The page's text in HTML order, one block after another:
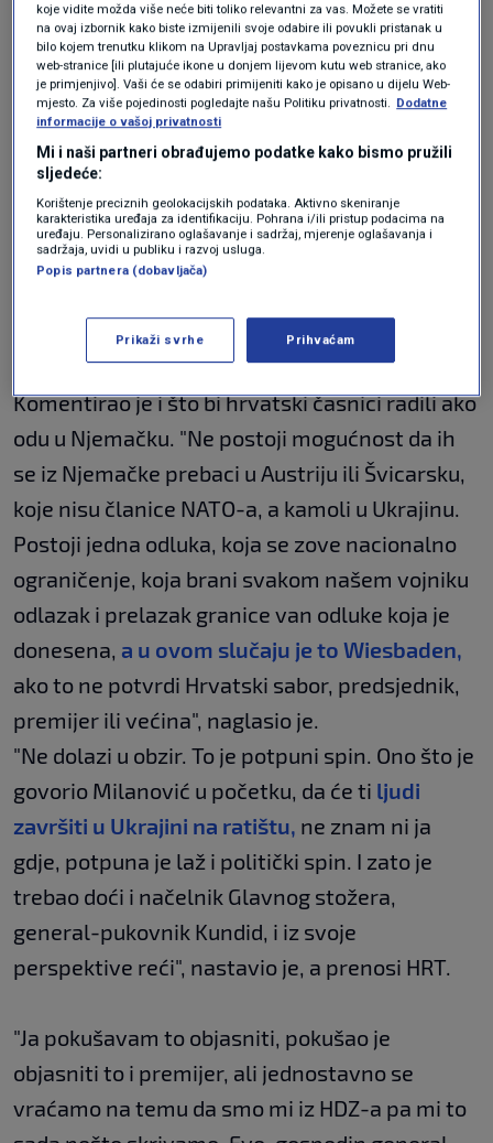
"Kada je to saznao predsjednik Milanović, onda
mu je onemogućio dolazak, izdajući mu
naredbu da u 12:30 mora biti kod njega u uredu",
dodao je.
Što je s časnicima?
"Postoji nacionalno
ograničenje"
Komentirao je i što bi hrvatski časnici radili ako
odu u Njemačku. "Ne postoji mogućnost da ih
se iz Njemačke prebaci u Austriju ili Švicarsku,
koje nisu članice NATO-a, a kamoli u Ukrajinu.
Postoji jedna odluka, koja se zove nacionalno
ograničenje, koja brani svakom našem vojniku
odlazak i prelazak granice van odluke koja je
donesena, a u ovom slučaju je to Wiesbaden,
ako to ne potvrdi Hrvatski sabor, predsjednik,
premijer ili većina", naglasio je.
"Ne dolazi u obzir. To je potpuni spin. Ono što je
govorio Milanović u početku, da će ti ljudi
završiti u Ukrajini na ratištu, ne znam ni ja
gdje, potpuna je laž i politički spin. I zato je
trebao doći i načelnik Glavnog stožera,
general-pukovnik Kundid, i iz svoje
perspektive reći", nastavio je, a prenosi HRT.
"Ja pokušavam to objasniti, pokušao je
objasniti to i premijer, ali jednostavno se
vraćamo na temu da smo mi iz HDZ-a pa mi to
koje vidite možda više neće biti toliko relevantni za vas. Možete se vratiti
na ovaj izbornik kako biste izmijenili svoje odabire ili povukli pristanak u
bilo kojem trenutku klikom na Upravljaj postavkama poveznicu pri dnu
web-stranice [ili plutajuće ikone u donjem lijevom kutu web stranice, ako
je primjenjivo]. Vaši će se odabiri primijeniti kako je opisano u dijelu Web-
mjesto. Za više pojedinosti pogledajte našu Politiku privatnosti. Dodatne
informacije o vašoj privatnosti
Mi i naši partneri obrađujemo podatke kako bismo pružili
sljedeće:
Korištenje preciznih geolokacijskih podataka. Aktivno skeniranje
karakteristika uređaja za identifikaciju. Pohrana i/ili pristup podacima na
uređaju. Personalizirano oglašavanje i sadržaj, mjerenje oglašavanja i
sadržaja, uvidi u publiku i razvoj usluga.
Popis partnera (dobavljača)
Prikaži svrhe Prihvaćam